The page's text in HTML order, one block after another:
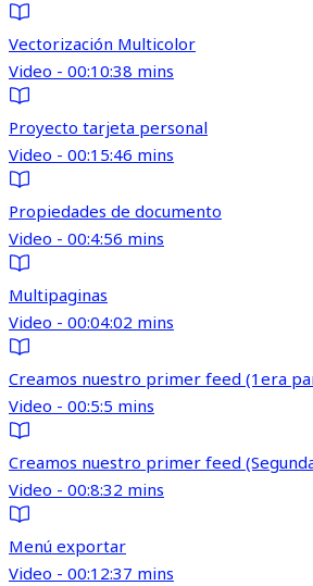
Vectorización Multicolor
Video - 00:10:38 mins
Proyecto tarjeta personal
Video - 00:15:46 mins
Propiedades de documento
Video - 00:4:56 mins
Multipaginas
Video - 00:04:02 mins
Creamos nuestro primer feed (1era
Video - 00:5:5 mins
Creamos nuestro primer feed
Video - 00:8:32 mins
Menú exportar
Video - 00:12:37 mins